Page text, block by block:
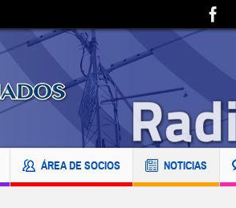
ÁREA DE SOCIOS NOTICIAS